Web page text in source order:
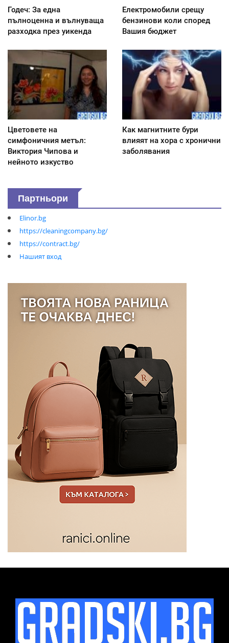
Годеч: За една
пълноценна и вълнуваща
разходка през уикенда
Електромобили срещу
бензинови коли според
Вашия бюджет
Цветовете на
симфоничния метъл:
Виктория Чипова и
нейното изкуство
Как магнитните бури
влияят на хора с хронични
заболявания
Партньори
Elinor.bg
https://cleaningcompany.bg/
https://contract.bg/
Нашият вход